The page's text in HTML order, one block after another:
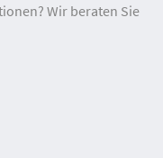
Wir beraten Sie